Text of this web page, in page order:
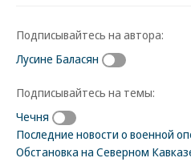
Подписывайтесь на автора:
Лусине Баласян
Подписывайтесь на темы:
Чечня
Последние новости о военной
Обстановка на Северном